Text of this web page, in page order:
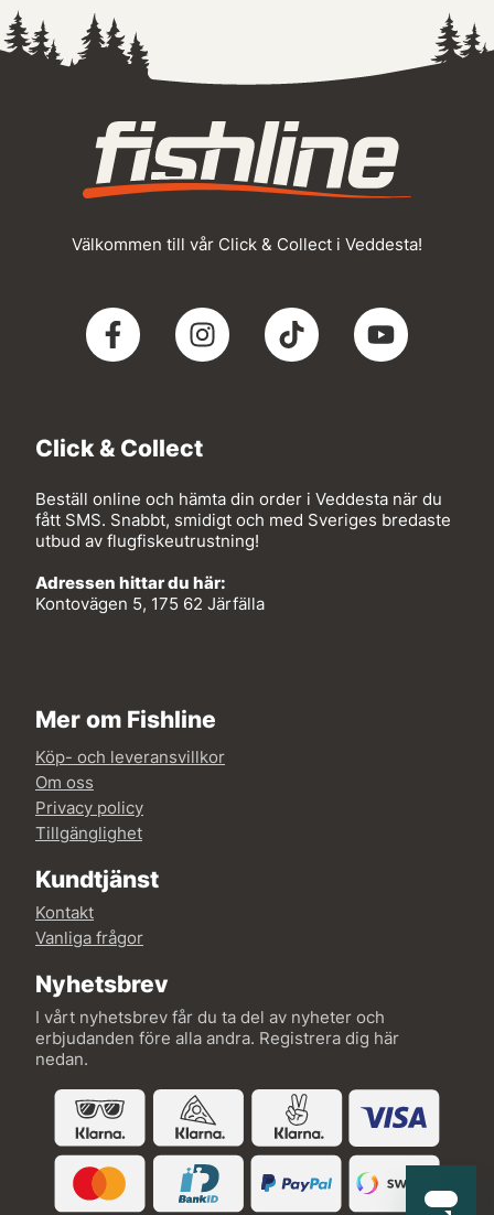
Välkommen till vår Click & Collect i Veddesta!
Click & Collect
Beställ online och hämta din order i Veddesta när du
fått SMS. Snabbt, smidigt och med Sveriges bredaste
utbud av flugfiskeutrustning!
Adressen hittar du här:
Kontovägen 5, 175 62 Järfälla
Mer om Fishline
Köp- och leveransvillkor
Om oss
Privacy policy
Tillgänglighet
Kundtjänst
Kontakt
Vanliga frågor
Nyhetsbrev
I vårt nyhetsbrev får du ta del av nyheter och
erbjudanden före alla andra. Registrera dig här
nedan.